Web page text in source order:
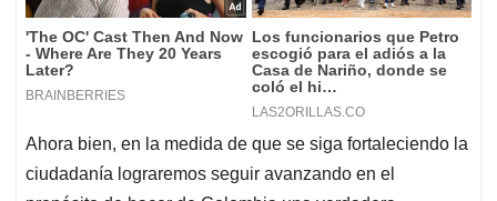
Ahora bien, en la medida de que se siga fortaleciendo la
ciudadanía lograremos seguir avanzando en el